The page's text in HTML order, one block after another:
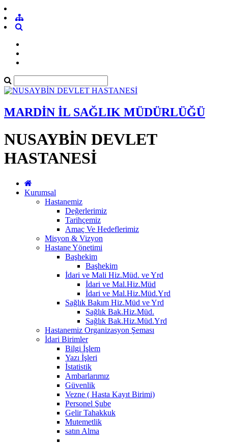
MARDİN İL SAĞLIK MÜDÜRLÜĞÜ
NUSAYBİN DEVLET
HASTANESİ
Kurumsal
Hastanemiz
Değerlerimiz
Tarihçemiz
Amaç Ve Hedeflerimiz
Misyon & Vizyon
Hastane Yönetimi
Başhekim
Başhekim
İdari ve Mali Hiz.Müd. ve Yrd
İdari ve Mal.Hiz.Müd
İdari ve Mal.Hiz.Müd.Yrd
Sağlık Bakım Hiz.Müd ve Yrd
Sağlık Bak.Hiz.Müd.
Sağlık Bak.Hiz.Müd.Yrd
Hastanemiz Organizasyon Şeması
İdari Birimler
Bilgi İşlem
Yazı İşleri
İstatistik
Ambarlarımız
Güvenlik
Vezne ( Hasta Kayıt Birimi)
Personel Şube
Gelir Tahakkuk
Mutemetlik
satın Alma